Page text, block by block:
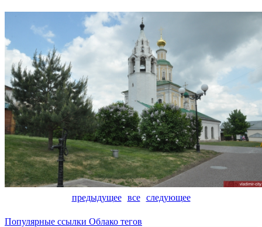
предыдущее все следующее
Популярные ссылки Облако тегов